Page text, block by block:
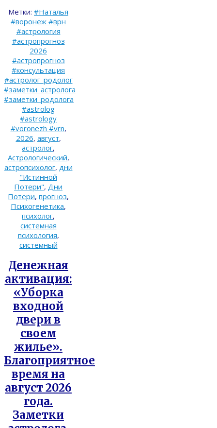
Метки: #Наталья
#воронеж #врн
#астрология
#астропрогноз
2026
#астропрогноз
#консультация
#астролог_родолог
#заметки_астролога
#заметки_родолога
#astrolog
#astrology
#voronezh #vrn,
2026, август,
астролог,
Астрологический,
астропсихолог, дни
"Истинной
Потери", Дни
Потери, прогноз,
Психогенетика,
психолог,
системная
психология,
системный
Денежная
активация:
«Уборка
входной
двери в
своем
жилье».
Благоприятное
время на
август 2026
года.
Заметки